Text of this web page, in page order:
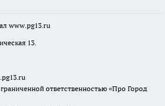
www.pg13.ru
13.
ответственностью «Про Город